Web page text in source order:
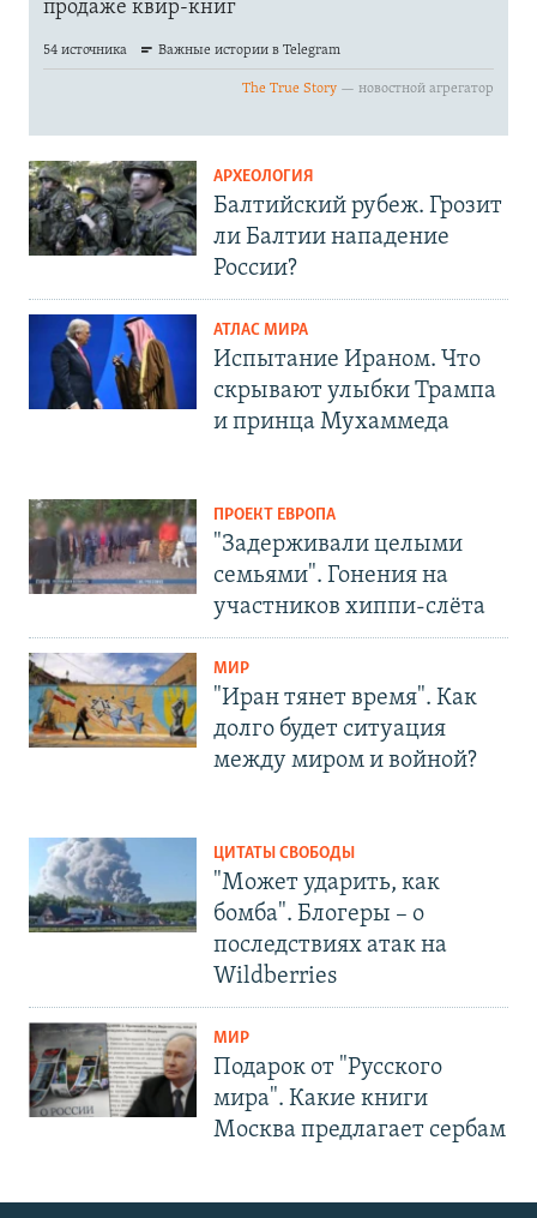
АРХЕОЛОГИЯ
Балтийский рубеж. Грозит
ли Балтии нападение
России?
АТЛАС МИРА
Испытание Ираном. Что
скрывают улыбки Трампа
и принца Мухаммеда
ПРОЕКТ ЕВРОПА
"Задерживали целыми
семьями". Гонения на
участников хиппи-слёта
МИР
"Иран тянет время". Как
долго будет ситуация
между миром и войной?
ЦИТАТЫ СВОБОДЫ
"Может ударить, как
бомба". Блогеры – о
последствиях атак на
Wildberries
МИР
Подарок от "Русского
мира". Какие книги
Москва предлагает сербам